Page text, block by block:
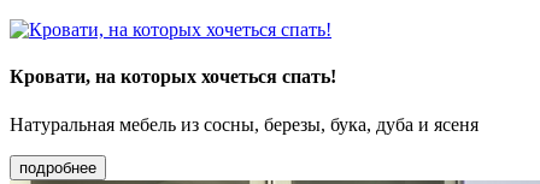
Кровати, на которых хочеться спать!
Натуральная мебель из сосны, березы, бука, дуба и ясеня
подробнее